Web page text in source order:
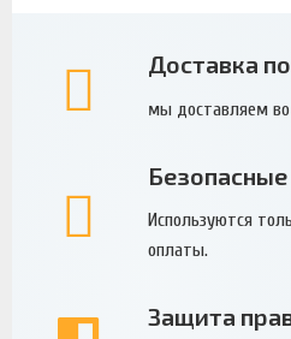
Доставка
мы доставляем во
Используются
оплаты.
Защита